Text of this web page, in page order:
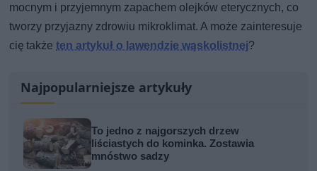
mocnym i przyjemnym zapachem olejków eterycznych, co
tworzy przyjazny zdrowiu mikroklimat. A może zainteresuje
cię takżeten artykuł o lawendzie wąskolistnej?
Najpopularniejsze artykuły
To jedno z najgorszych drzew
liściastych do kominka. Zostawia
mnóstwo sadzy